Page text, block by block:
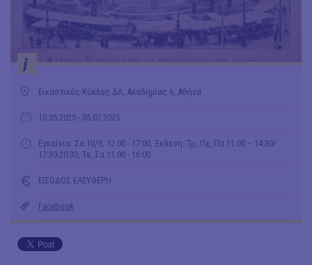
i
Εικαστικός Κύκλος ΔΛ, Ακαδημίας 6, Αθήνα
10.05.2025 - 05.07.2025
Εγκαίνια: Σα 10/5, 12:00 - 17:00, Έκθεση: Τρ, Πε, Πα 11:00 – 14:30/
17:30-20:30, Τε, Σα 11:00 - 16:00
ΕΙΣΟΔΟΣ ΕΛΕΥΘΕΡΗ
Facebook